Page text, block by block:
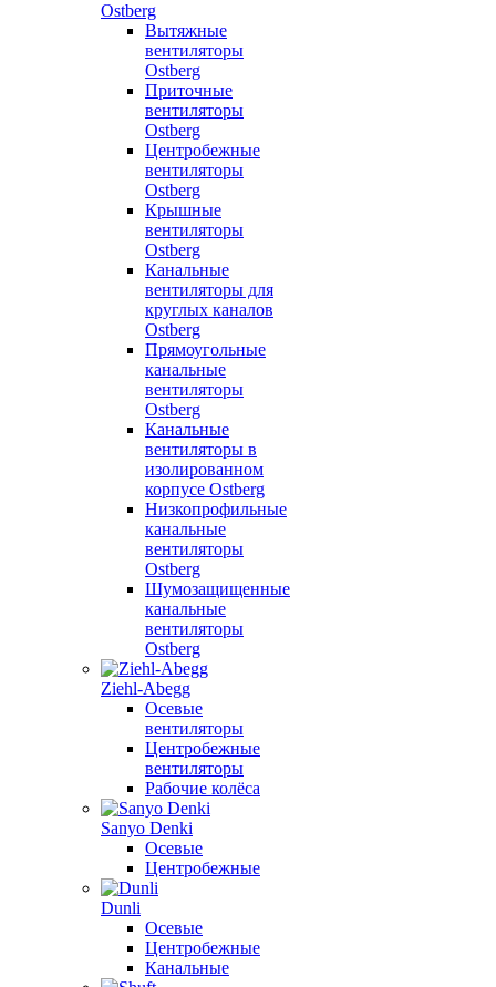
Ostberg
Вытяжные
вентиляторы
Ostberg
Приточные
вентиляторы
Ostberg
Центробежные
вентиляторы
Ostberg
Крышные
вентиляторы
Ostberg
Канальные
вентиляторы для
круглых каналов
Ostberg
Прямоугольные
канальные
вентиляторы
Ostberg
Канальные
вентиляторы в
изолированном
корпусе Ostberg
Низкопрофильные
канальные
вентиляторы
Ostberg
Шумозащищенные
канальные
вентиляторы
Ostberg
Ziehl-Abegg
Осевые
вентиляторы
Центробежные
вентиляторы
Рабочие колёса
Sanyo Denki
Осевые
Центробежные
Dunli
Осевые
Центробежные
Канальные